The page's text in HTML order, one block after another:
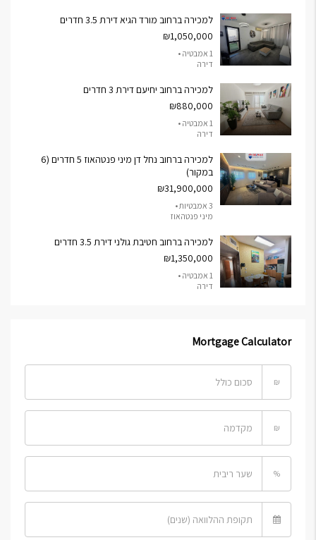
למכירה ברחוב מורד הגיא דירת 3.5 חדרים
₪1,050,000
1 אמבטיה •
דירה
למכירה ברחוב יחיעם דירת 3 חדרים
₪880,000
1 אמבטיה •
דירה
למכירה ברחוב נחל דן מיני פנטהאוז 5 חדרים (6
במקור)
₪31,900,000
3 אמבטיות •
מיני פנטהאוז
למכירה ברחוב חטיבת גולני דירת 3.5 חדרים
₪1,350,000
1 אמבטיה •
דירה
Mortgage Calculator
₪
₪
%